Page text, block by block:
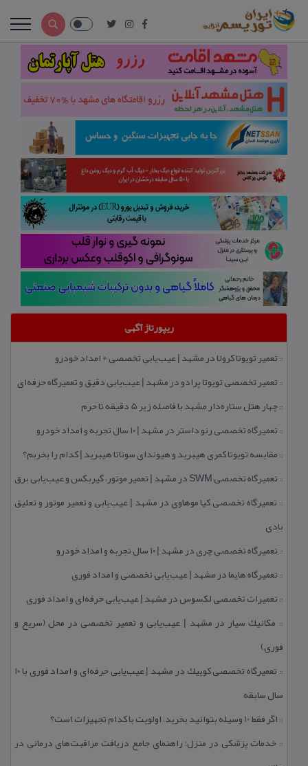
ریپورتاژ آگهی
:: تعمیر تویوتا كرولا در مشهد | عیب‌یابی تخصصی + امداد خودرو
:: تعمیر تخصصی تویوتا پرادو در مشهد | عیب‌یابی دقیق و تعمیرگاه حرفه‌ای
::چهار هتل‌ ستاره‌دار مشهد با فاصله زیر 5 دقیقه تا حرم
:: تعمیرگاه تخصصی رنو داستر در مشهد | ۱۰ سال تجربه و امداد خودرو
:: مقایسه تویوتا كمری هیبرید و هیوندای سوناتا هیبرید | كدام را بخریم؟
:: تعمیرگاه تخصصی SWM در مشهد | تعمیر موتور، گیربكس و عیب‌یابی برق
:: تعمیرگاه تخصصی كیا موهاوی در مشهد | عیب‌یابی و تعمیر موتور و تعلیق
بادی
:: تعمیرگاه تخصصی چری در مشهد | ۱۰ سال تجربه و امداد خودرو
:: تعمیرگاه هایما در مشهد | عیب‌یابی تخصصی و امداد فوری
:: تعمیرات تخصصی لكسوس در مشهد | عیب‌یابی حرفه‌ای و امداد فوری
:: مكانیك سیار در مشهد | عیب‌یابی و تعمیر تخصصی در محل (سریع و
فوری)
::
تعمیرگاه تخصصی كوییك در مشهد | عیب‌یابی حرفه‌ای و امداد فوری با ۱۰
سال سابقه
:: اگر فقط 10 وسیله بتوانید بخرید، اولویت با كدام تجهیزات است؟
:: خدمات پزشكی در منزل؛ راهنمای جامع دریافت مراقبت‌های درمانی در